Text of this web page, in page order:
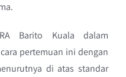
Barito Kuala dalam
pertemuan ini dengan
di atas standar